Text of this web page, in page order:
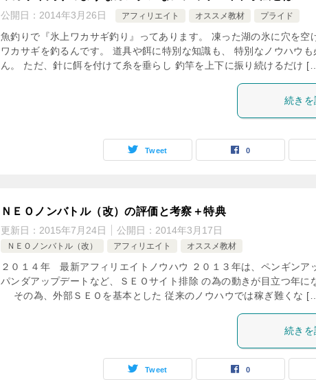
公開日： 2014年3月26日 アフィリエイト オススメ教材 プライド
魚釣りで『氷上ワカサギ釣り』ってあります。 凍った湖の氷に穴を空
ワカサギを釣るんです。 道具や餌に特別な知識も、 特別なノウハウ
ん。 ただ、針に餌を付けて糸を垂らし 釣竿を上下に振り続けるだけ
続き
Tweet 0
ＮＥＯノンバトル（改）の評価と考察＋特典
更新日： 2015年7月24日 公開日： 2014年3月17日
ＮＥＯノンバトル（改） アフィリエイト オススメ教材
２０１４年 最新アフィリエイトノウハウ ２０１３年は、ペンギンア
パンダアップデートなど、ＳＥＯサイト排除 の為の動きが目立つ年に
その為、外部ＳＥＯを基本とした 従来のノウハウでは稼ぎ難くな
続き
Tweet 0